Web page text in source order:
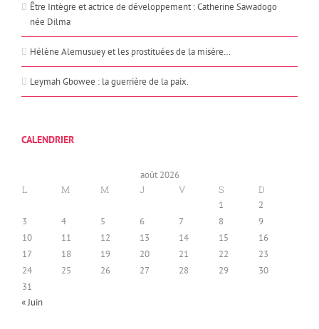
Être Intègre et actrice de développement : Catherine Sawadogo
née Dilma
Hélène Alemusuey et les prostituées de la misère…
Leymah Gbowee : la guerrière de la paix.
CALENDRIER
août 2026
L M M J V S D
1
2
3
4 5 6 7 8
9
10
11 12 13 14 15
16
17
18 19 20 21 22
23
24
25 26 27 28 29
30
31
« Juin